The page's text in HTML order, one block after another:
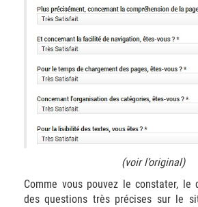
(voir l’original)
Comme vous pouvez le constater, le
des questions très précises sur le